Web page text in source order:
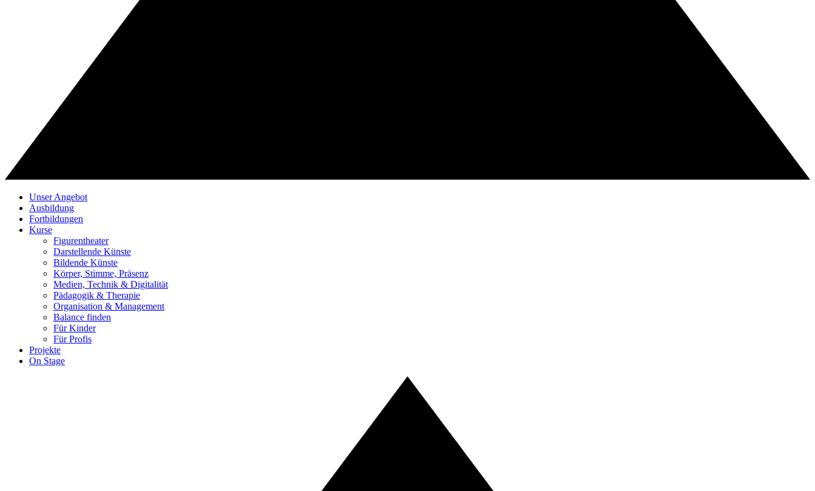
Unser Angebot
Ausbildung
Fortbildungen
Kurse
Figurentheater
Darstellende Künste
Bildende Künste
Körper, Stimme, Präsenz
Medien, Technik & Digitalität
Pädagogik & Therapie
Organisation & Management
Balance finden
Für Kinder
Für Profis
Projekte
On Stage